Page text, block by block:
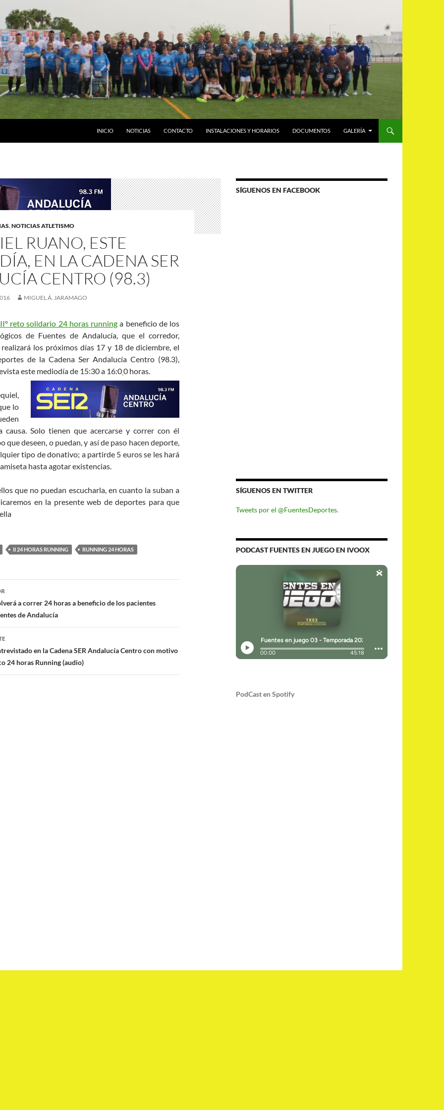
INICIO NOTICIAS CONTACTO INSTALACIONES Y HORARIOS DOCUMENTOS GALERÍA
,NOTICIAS ATLETISMO
RUANO, ESTE
EN LA CADENA SER
CENTRO (98.3)
MIGUEL Á. JARAMAGO
IIº reto solidario 24 horas running a beneficio de los
de Fuentes de Andalucía, que el corredor,
realizará los próximos días 17 y 18 de diciembre, el
de la Cadena Ser Andalucía Centro (98.3),
este mediodía de 15:30 a 16:00 horas.
lo
causa. Solo tienen que acercarse y correr con él
que deseen, o puedan, y así de paso hacen deporte,
tipo de donativo; a partirde 5 euros se les hará
hasta agotar existencias.
que no puedan escucharla, en cuanto la suban a
en la presente web de deportes para que
II 24 HORAS RUNNING RUNNING 24 HORAS
a correr 24 horas a beneficio de los pacientes
de Andalucía
en la Cadena SER Andalucía Centro con motivo
24 horas Running (audio)
SÍGUENOS EN FACEBOOK
SÍGUENOS EN TWITTER
Tweets por el @FuentesDeportes.
PODCAST FUENTES EN JUEGO EN IVOOX
PodCast en Spotify